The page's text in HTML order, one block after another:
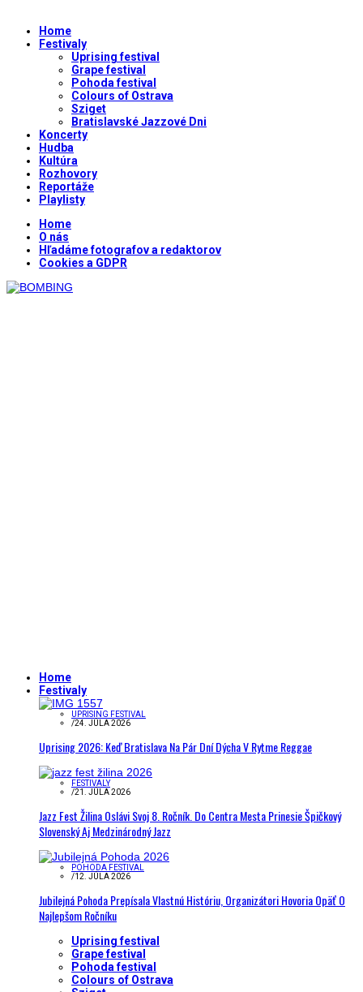
Home
Festivaly
Uprising festival
Grape festival
Pohoda festival
Colours of Ostrava
Sziget
Bratislavské Jazzové Dni
Koncerty
Hudba
Kultúra
Rozhovory
Reportáže
Playlisty
Home
O nás
Hľadáme fotografov a redaktorov
Cookies a GDPR
Home
Festivaly
UPRISING FESTIVAL
/24. JÚLA 2026
Uprising 2026: Keď Bratislava Na Pár Dní Dýcha V Rytme Reggae
FESTIVALY
/21. JÚLA 2026
Jazz Fest Žilina Oslávi Svoj 8. Ročník. Do Centra Mesta Prinesie Špičkový
Slovenský Aj Medzinárodný Jazz
POHODA FESTIVAL
/12. JÚLA 2026
Jubilejná Pohoda Prepísala Vlastnú Históriu, Organizátori Hovoria Opäť O
Najlepšom Ročníku
Uprising festival
Grape festival
Pohoda festival
Colours of Ostrava